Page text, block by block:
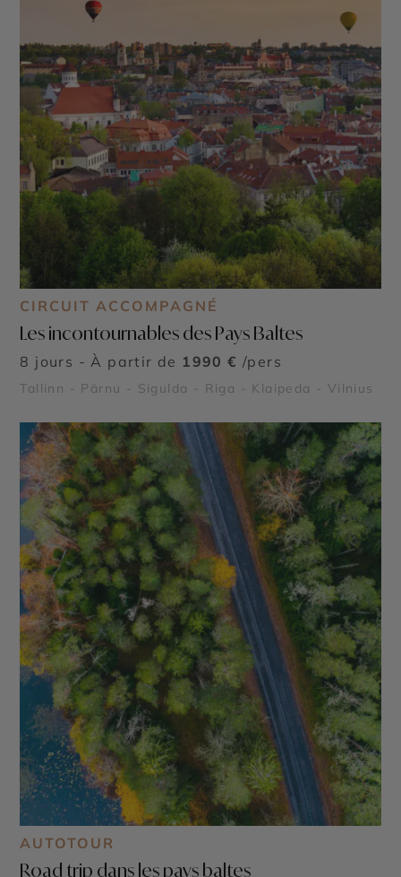
CIRCUIT ACCOMPAGNÉ
Les incontournables des Pays Baltes
8 jours - À partir de 1990 € /pers
Tallinn - Pärnu - Sigulda - Riga - Klaipeda - Vilnius
AUTOTOUR
Road trip dans les pays baltes